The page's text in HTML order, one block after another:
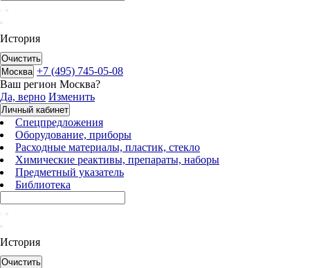
История
Очистить
Москва +7 (495) 745-05-08
Ваш регион Москва?
Да, верно Изменить
Личный кабинет
Спецпредложения
Оборудование, приборы
Расходные материалы, пластик, стекло
Химические реактивы, препараты, наборы
Предметный указатель
Библиотека
История
Очистить